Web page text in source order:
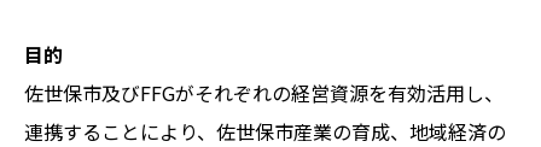
目的
佐世保市及びFFGがそれぞれの経営資源を有効活用し、
連携することにより、佐世保市産業の育成、地域経済の